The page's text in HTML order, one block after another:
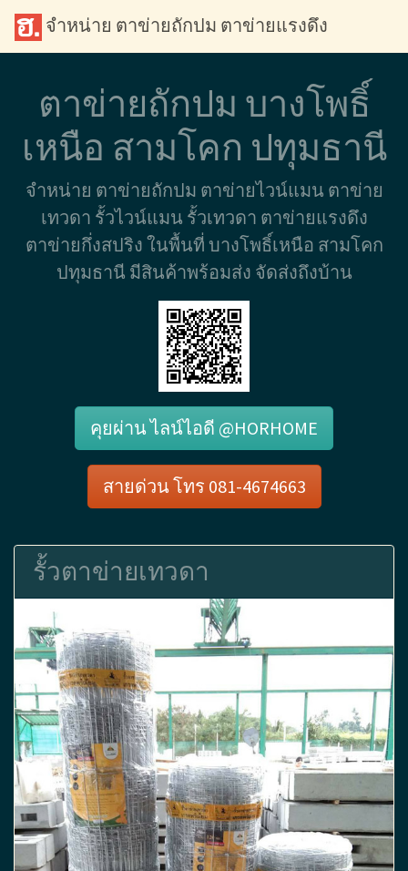
จำหน่าย ตาข่ายถักปม ตาข่ายแรงดึง
ตาข่ายถักปม บางโพธิ์
เหนือ สามโคก ปทุมธานี
จำหน่าย ตาข่ายถักปม ตาข่ายไวน์แมน ตาข่าย
เทวดา รั้วไวน์แมน รั้วเทวดา ตาข่ายแรงดึง
ตาข่ายกึ่งสปริง ในพื้นที่ บางโพธิ์เหนือ สามโคก
ปทุมธานี มีสินค้าพร้อมส่ง จัดส่งถึงบ้าน
คุยผ่าน ไลน์ไอดี @HORHOME
สายด่วน โทร 081-4674663
รั้วตาข่ายเทวดา